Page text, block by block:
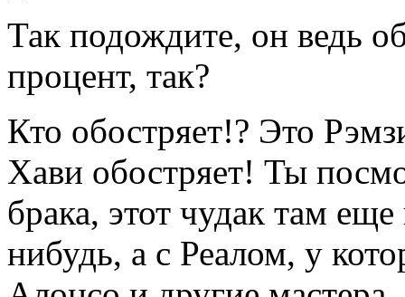
Так подождите, он ведь
процент, так?
Кто обостряет!? Это
Хави обостряет! Ты
брака, этот чудак там
нибудь, а с Реалом, у